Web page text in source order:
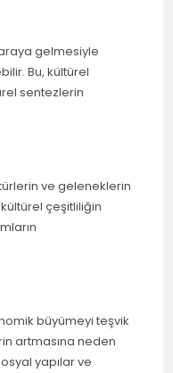
gelmesiyle
Bu, kültürel
sentezlerin
ve geleneklerin
çeşitliliğin
büyümeyi teşvik
artmasına neden
yapılar ve